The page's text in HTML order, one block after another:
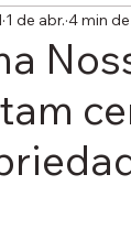
1 de abr. 4 min